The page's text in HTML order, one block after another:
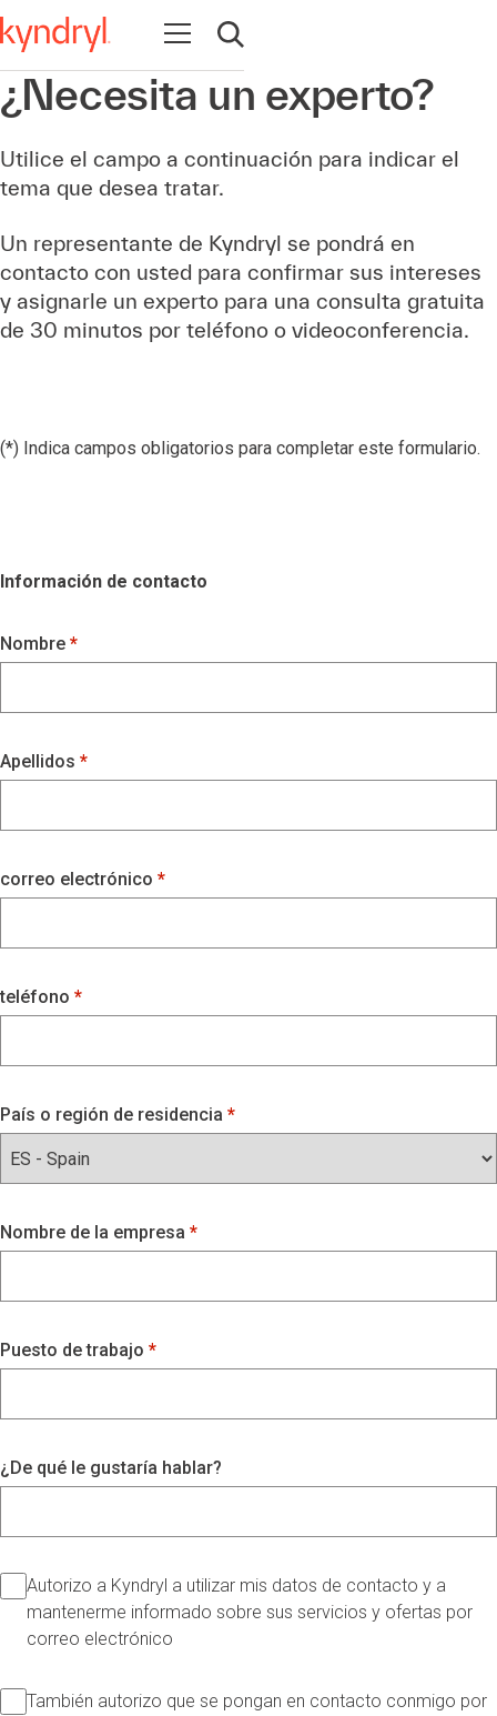
Abrir navegación
Abrir búsqueda
¿Necesita un experto?
Utilice el campo a continuación para indicar el
tema que desea tratar.
Un representante de Kyndryl se pondrá en
contacto con usted para confirmar sus intereses
y asignarle un experto para una consulta gratuita
de 30 minutos por teléfono o videoconferencia.
(*) Indica campos obligatorios para completar este formulario.
Información de contacto
Nombre
Apellidos
correo electrónico
teléfono
País o región de residencia
Nombre de la empresa
Puesto de trabajo
¿De qué le gustaría hablar?
Autorizo a Kyndryl a utilizar mis datos de contacto y a
mantenerme informado sobre sus servicios y ofertas por
correo electrónico
También autorizo que se pongan en contacto conmigo por